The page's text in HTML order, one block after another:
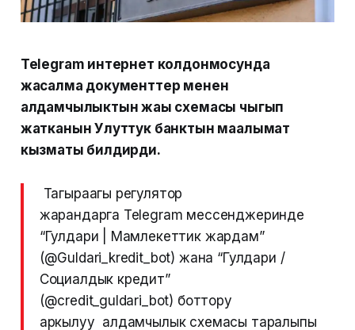
Telegram интернет колдонмосунда
жасалма документтер менен
алдамчылыктын жаңы схемасы чыгып
жатканын Улуттук банктын маалымат
кызматы билдирди.
Тагыраагы регулятор
жарандарга Telegram мессенджеринде
“Гулдари | Мамлекеттик жардам”
(@Guldari_kredit_bot) жана “Гулдари /
Социалдык кредит”
(@credit_guldari_bot) боттору
аркылуу алдамчылык схемасы таралыпы